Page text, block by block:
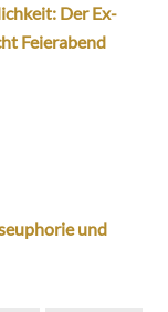
Der Ex-
Feierabend
und